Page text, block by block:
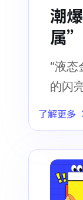
潮
属”
来
“液态
的闪
了解更多